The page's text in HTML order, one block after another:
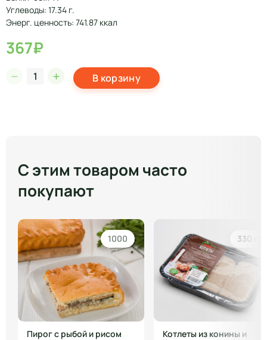
Углеводы: 17.34 г.
Энерг. ценность: 741.87 ккал
367₽
В корзину
С этим товаром часто
покупают
1000
Пирог с рыбой и рисом
330 гр
Котлеты из конины и